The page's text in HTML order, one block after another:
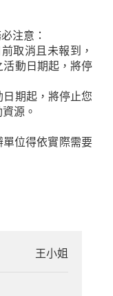
注意：
取消且未報到，
動日期起，將停
期起，將停止您
源。
位得依實際需要
王小姐